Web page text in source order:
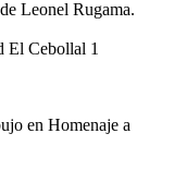
Leonel Rugama.
El Cebollal 1
en Homenaje a